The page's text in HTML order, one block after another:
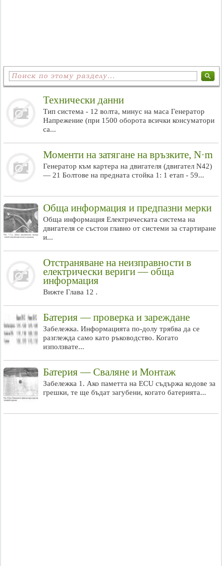
Технически данни
Тип система - 12 волта, минус на маса Генератор
Напрежение (при 1500 оборота всички консуматори
са...
Моменти на затягане на връзките, N·m
Генератор към картера на двигателя (двигател N42)
— 21 Болтове на предната стойка 1: 1 етап - 59...
Обща информация и предпазни мерки
Обща информация Електрическата система на
двигателя се състои главно от системи за стартиране
и...
Отстраняване на неизправности в
електрически вериги — обща
информация
Вижте Глава 12 .
Батерия — проверка и зареждане
Забележка. Информацията по-долу трябва да се
разглежда само като ръководство. Когато
използвате...
Батерия — Сваляне и Монтаж
Забележка 1. Ако паметта на ECU съдържа кодове за
грешки, те ще бъдат загубени, когато батерията...